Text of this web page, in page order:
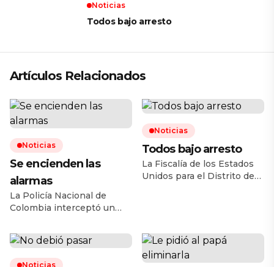
Noticias
Todos bajo arresto
Artículos Relacionados
Noticias
Se encienden las
alarmas
La Policía Nacional de
Colombia interceptó un
consigo 420 kilos de
nitrato de amonio en el
departamento del Cauca,
Noticias
Todos bajo arresto
La Fiscalía de los Estados
Unidos para el Distrito de
Phoenix, conformada por al
menos 20 ciudadanos
estadunidenses y un
Noticias